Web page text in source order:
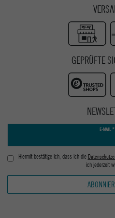
GEPRÜFTE
E-MAIL
Hiermit bestätige ich, dass ich die
ich jederzeit